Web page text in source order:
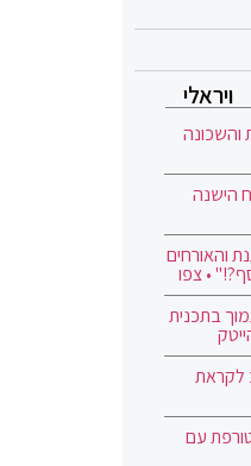
ויראלי
הישנה
והאורחים
• צפו
בתכנית
לקראת
עם